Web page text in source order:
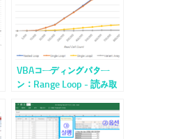
VBAコーディングパター
ン：Range Loop - 読み取